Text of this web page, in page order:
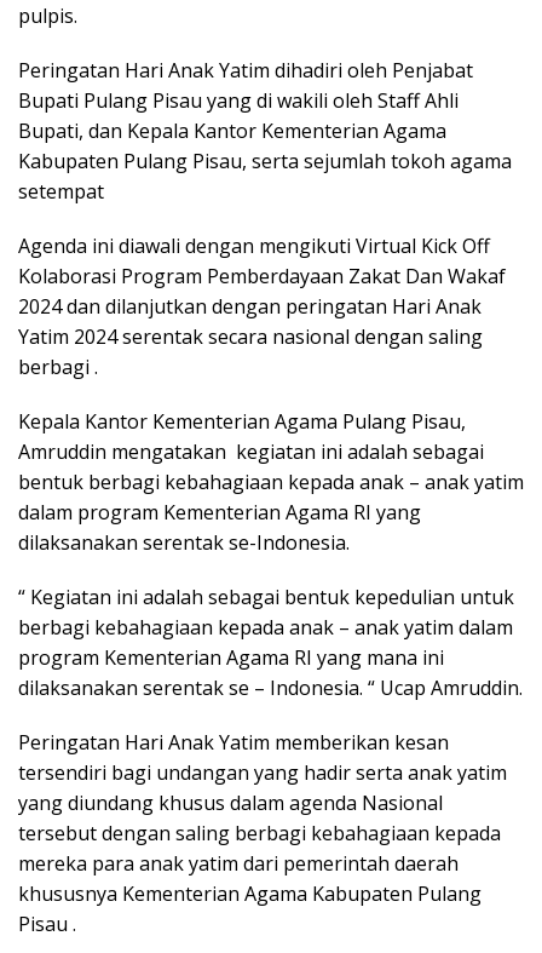
pulpis.
Peringatan Hari Anak Yatim dihadiri oleh Penjabat
Bupati Pulang Pisau yang di wakili oleh Staff Ahli
Bupati, dan Kepala Kantor Kementerian Agama
Kabupaten Pulang Pisau, serta sejumlah tokoh agama
setempat
Agenda ini diawali dengan mengikuti Virtual Kick Off
Kolaborasi Program Pemberdayaan Zakat Dan Wakaf
2024 dan dilanjutkan dengan peringatan Hari Anak
Yatim 2024 serentak secara nasional dengan saling
berbagi .
Kepala Kantor Kementerian Agama Pulang Pisau,
Amruddin mengatakan kegiatan ini adalah sebagai
bentuk berbagi kebahagiaan kepada anak – anak yatim
dalam program Kementerian Agama RI yang
dilaksanakan serentak se-Indonesia.
“ Kegiatan ini adalah sebagai bentuk kepedulian untuk
berbagi kebahagiaan kepada anak – anak yatim dalam
program Kementerian Agama RI yang mana ini
dilaksanakan serentak se – Indonesia. “ Ucap Amruddin.
Peringatan Hari Anak Yatim memberikan kesan
tersendiri bagi undangan yang hadir serta anak yatim
yang diundang khusus dalam agenda Nasional
tersebut dengan saling berbagi kebahagiaan kepada
mereka para anak yatim dari pemerintah daerah
khususnya Kementerian Agama Kabupaten Pulang
Pisau .